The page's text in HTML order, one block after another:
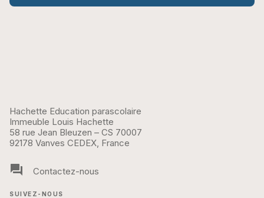
Hachette Education parascolaire
Immeuble Louis Hachette
58 rue Jean Bleuzen – CS 70007
92178 Vanves CEDEX, France
question_answer Contactez-nous
SUIVEZ-NOUS